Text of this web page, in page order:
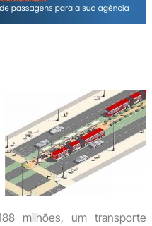
milhões, um transporte